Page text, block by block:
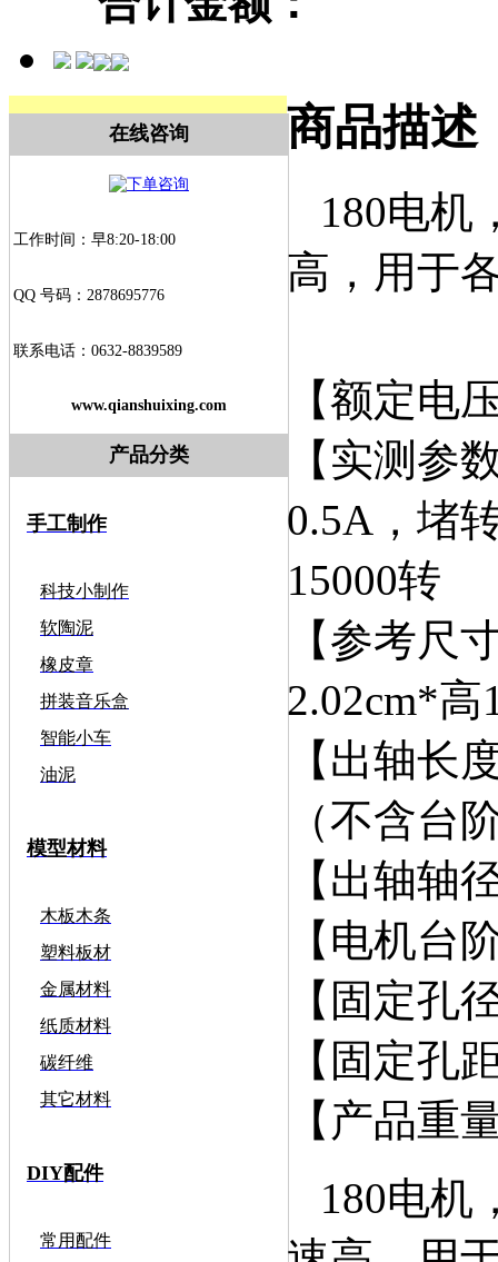
在线咨询
工作时间：早8:20-18:00
QQ 号码：2878695776
联系电话：0632-8839589
www.qianshuixing.com
产品分类
手工制作
科技小制作
软陶泥
橡皮章
拼装音乐盒
智能小车
油泥
模型材料
木板木条
塑料板材
金属材料
纸质材料
碳纤维
其它材料
DIY配件
常用配件
商品描述
180电机
高，用于
【额定电
【实测参
0.5A，堵
15000转
【参考尺
2.02cm*高
【出轴长
（不含台
【出轴轴
【电机台
【固定孔
【固定孔
【产品重
180电机